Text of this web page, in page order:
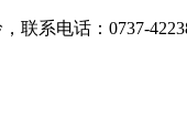
系电话：0737-